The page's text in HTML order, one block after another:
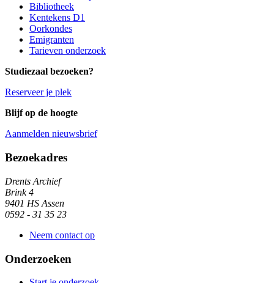
Bibliotheek
Kentekens D1
Oorkondes
Emigranten
Tarieven onderzoek
Studiezaal bezoeken?
Reserveer je plek
Blijf op de hoogte
Aanmelden nieuwsbrief
Algemene informatie
Bezoekadres
Drents Archief
Brink 4
9401 HS Assen
0592 - 31 35 23
Neem contact op
Onderzoeken